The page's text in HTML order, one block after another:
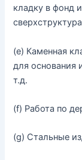
кладку в фонд и
(e) Каменная
для основания
т.д.
(f) Работа по
(g) Стальные